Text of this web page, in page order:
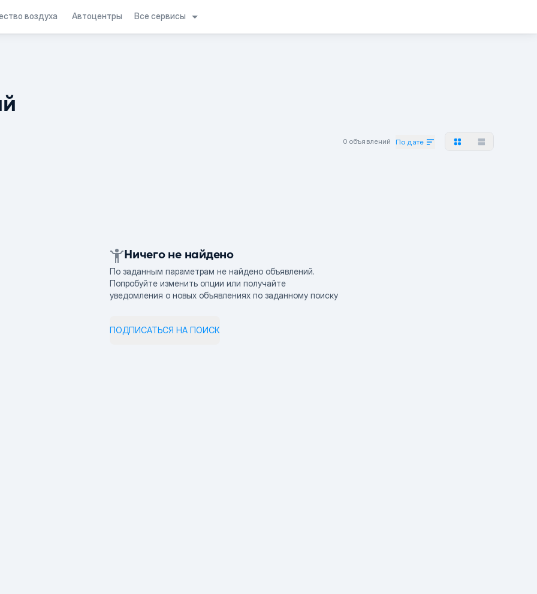
воздуха Автоцентры Все сервисы
0 объявлений По дате
Ничего не найдено
По заданным параметрам не найдено объявлений.
Попробуйте изменить опции или получайте
уведомления о новых объявлениях по заданному поиску
ПОДПИСАТЬСЯ НА ПОИСК